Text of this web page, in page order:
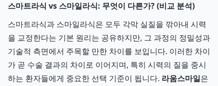
스마트라식 vs 스마일라식: 무엇이 다른가? (비교 분석)
스마트라식과 스마일라식은 모두 각막 실질을 깎아내 시력
을 교정한다는 기본 원리는 공유하지만, 그 과정의 정밀성과
기술적 측면에서 주목할 만한 차이를 보입니다. 이러한 차이
가 곧 수술 결과의 차이로 이어지며, 특히 시력의 질을 중시
하는 환자들에게 중요한 선택 기준이 됩니다. 라움스마일은